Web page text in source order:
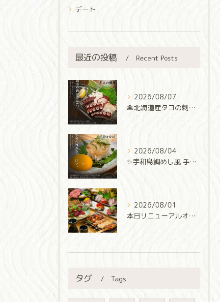
デート
最近の投稿 Recent Posts
2026/08/07
🐙北海道産タコの刺身🐙
2026/08/04
✨宇和島鯛めし風 手巻き寿司✨
2026/08/01
本日リニューアルオープン‼️
タグ Tags